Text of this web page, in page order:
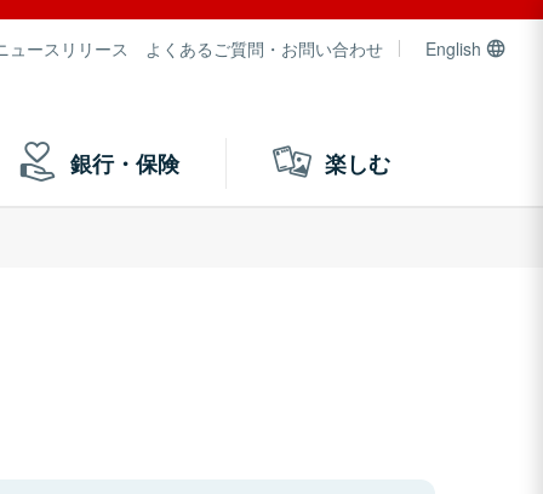
ュースリリース よくあるご質問・お問い合わせ English
銀行・保険 楽しむ